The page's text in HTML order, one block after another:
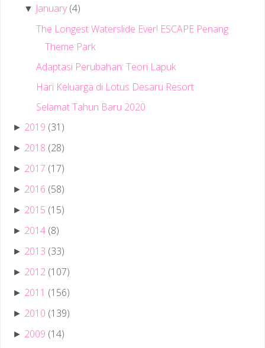
▼ January (4)
The Longest Waterslide Ever! ESCAPE Penang
Theme Park
Adaptasi Perubahan: Teori Lapuk
Hari Keluarga di Lotus Desaru Resort
Selamat Tahun Baru 2020
► 2019 (31)
► 2018 (28)
► 2017 (17)
► 2016 (58)
► 2015 (15)
► 2014 (8)
► 2013 (33)
► 2012 (107)
► 2011 (156)
► 2010 (139)
► 2009 (14)